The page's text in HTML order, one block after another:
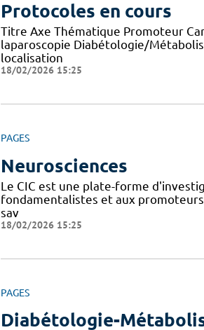
Protocoles en cours
Titre Axe Thématique Promoteur
laparoscopie Diabétologie/
localisation
18/02/2026 15:25
PAGES
Neurosciences
Le CIC est une plate-forme
fondamentalistes et aux
sav
18/02/2026 15:25
PAGES
Diabétologie-